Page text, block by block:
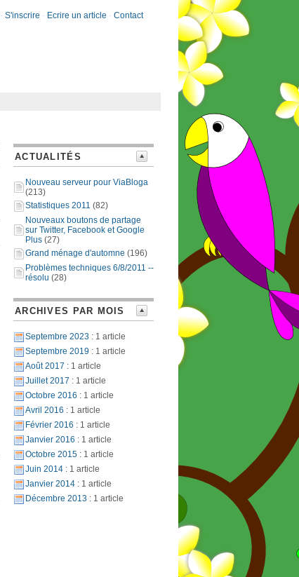
- S'inscrire - Ecrire un article - Contact
ACTUALITÉS
Nouveau serveur pour ViaBloga
(213)
Statistiques 2011 (82)
Nouveaux boutons de partage
sur Twitter, Facebook et Google
Plus (27)
Grand ménage d'automne (196)
Problèmes techniques 6/8/2011 --
résolu (28)
ARCHIVES PAR MOIS
Septembre 2023 : 1 article
Septembre 2019 : 1 article
Août 2017 : 1 article
Juillet 2017 : 1 article
Octobre 2016 : 1 article
Avril 2016 : 1 article
Février 2016 : 1 article
Janvier 2016 : 1 article
Octobre 2015 : 1 article
Juin 2014 : 1 article
Janvier 2014 : 1 article
Décembre 2013 : 1 article